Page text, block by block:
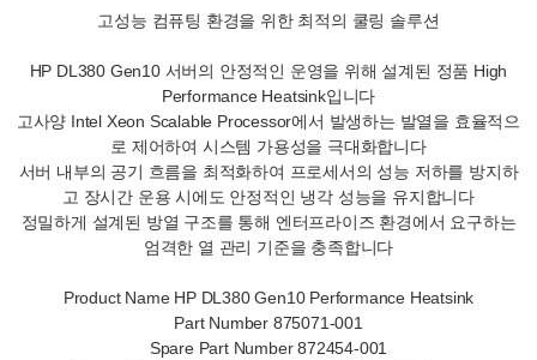
고성능 컴퓨팅 환경을 위한 최적의 쿨링 솔루션
HP DL380 Gen10 서버의 안정적인 운영을 위해 설계된 정품 High
Performance Heatsink입니다
고사양 Intel Xeon Scalable Processor에서 발생하는 발열을 효율적으
로 제어하여 시스템 가용성을 극대화합니다
서버 내부의 공기 흐름을 최적화하여 프로세서의 성능 저하를 방지하
고 장시간 운용 시에도 안정적인 냉각 성능을 유지합니다
정밀하게 설계된 방열 구조를 통해 엔터프라이즈 환경에서 요구하는
엄격한 열 관리 기준을 충족합니다
Product Name HP DL380 Gen10 Performance Heatsink
Part Number 875071-001
Spare Part Number 872454-001